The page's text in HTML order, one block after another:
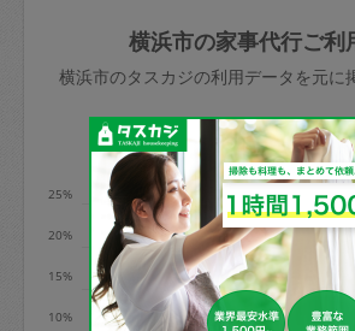
依頼者不在による当日キャン
金額の100%＋交通費全額
※例：依頼日時／土曜日午前
合、水曜日午前9時以降はキ
水曜日9時〜金曜日9時まで
50%
金曜日9時～土曜日8時まで
100%
きた場合は損害保険の対象外
ご注意ください。
玉、など
あわせてこちらも参照くださ
利用します。注意しなくては
はありますか？
横浜市の家事代行ご利
横浜市のタスカジの利用データを元に
利用の多い曜日は？
10%
15%
20%
25%